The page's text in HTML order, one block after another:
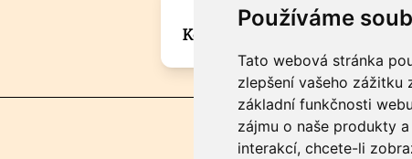
Používáme
Tato webová stránka
zlepšení vašeho zážitku
základní funkčnosti webu
zájmu o naše produkty
interakcí, chcete-li
Máte zajímavou
Kontaktujte šéfredaktora